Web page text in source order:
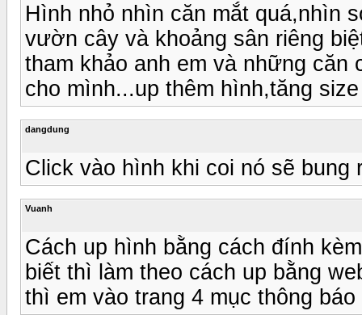
Hình nhỏ nhìn căn mắt quá,nhìn
vườn cây và khoảng sân riêng
tham khảo anh em và những
cho mình...up thêm hình,tăng
dangdung
Click vào hình khi coi nó sẽ
Vuanh
Cách up hình bằng cách đính
biết thì làm theo cách up bằng
thì em vào trang 4 mục thông